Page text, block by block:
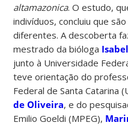
altamazonica. O estudo,
indivíduos, concluiu que
diferentes. A descoberta
mestrado da bióloga
junto à Universidade
teve orientação do
Federal de Santa Catarina
de Oliveira, e do
Emilio Goeldi (MPEG),